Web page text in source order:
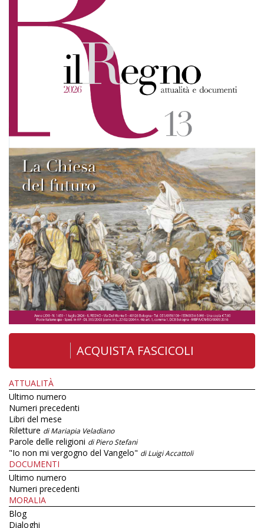
ACQUISTA FASCICOLI
ATTUALITÀ
Ultimo numero
Numeri precedenti
Libri del mese
Riletture di Mariapia Veladiano
Parole delle religioni di Piero Stefani
"Io non mi vergogno del Vangelo" di Luigi Accattoli
DOCUMENTI
Ultimo numero
Numeri precedenti
MORALIA
Blog
Dialoghi